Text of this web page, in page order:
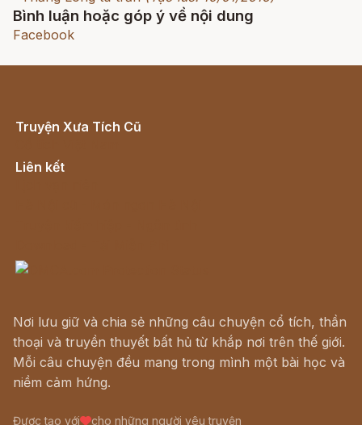
Bình luận hoặc góp ý về nội dung
Facebook
Truyện Xưa Tích Cũ
Liên kết
Nơi lưu giữ và chia sẻ những câu chuyện cổ tích, thần
thoại và truyền thuyết bất hủ từ khắp nơi trên thế giới.
Mỗi câu chuyện đều mang trong mình một bài học và
niềm cảm hứng.
Được tạo với cho những người yêu truyện